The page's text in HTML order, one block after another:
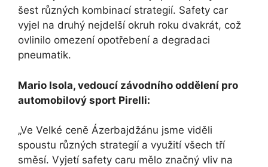
šest různých kombinací strategií. Safety car
vyjel na druhý nejdelší okruh roku dvakrát, což
ovlinilo omezení opotřebení a degradaci
pneumatik.
Mario Isola, vedoucí závodního oddělení pro
automobilový sport Pirelli:
„Ve Velké ceně Ázerbajdžánu jsme viděli
spoustu různých strategií a využití všech tří
směsí. Vyjetí safety caru mělo značný vliv na